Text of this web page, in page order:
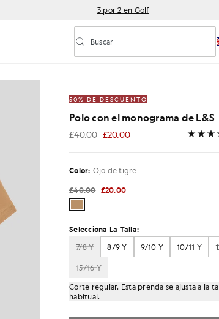
3 por 2 en Golf
Activar/desactivar la
Buscar
50% DE DESCUENTO
Polo con el monograma de L&S
£40.00 £20.00
£20.00
Color: Ojo de tigre
£40.00 £20.00
Selecciona La Talla:
7/8 Y
8/9 Y 9/10 Y 10/11 Y
15/16 Y
Corte regular. Esta prenda se ajusta a la
habitual.